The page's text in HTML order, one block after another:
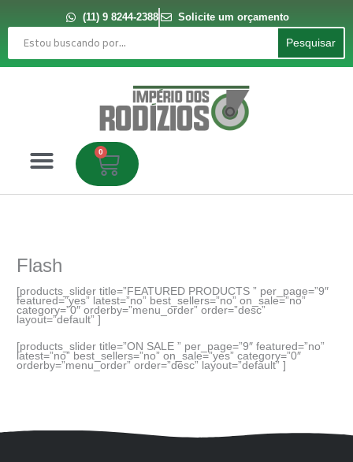
conteúdo
(11) 9 8244-2388
Solicite um orçamento
Pesquisar
Pesquisar
0
Carrinho
Flash
[products_slider title=”FEATURED PRODUCTS ” per_page=”9″
featured=”yes” latest=”no” best_sellers=”no” on_sale=”no”
category=”0″ orderby=”menu_order” order=”desc”
layout=”default” ]
[products_slider title=”ON SALE ” per_page=”9″ featured=”no”
latest=”no” best_sellers=”no” on_sale=”yes” category=”0″
orderby=”menu_order” order=”desc” layout=”default” ]